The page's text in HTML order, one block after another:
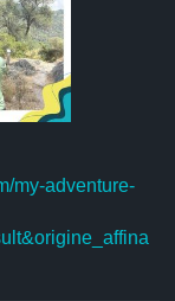
my-adventure-